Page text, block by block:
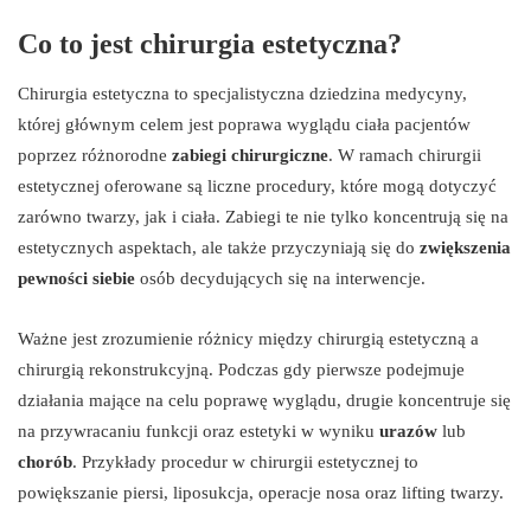
Co to jest chirurgia estetyczna?
Chirurgia estetyczna to specjalistyczna dziedzina medycyny,
której głównym celem jest poprawa wyglądu ciała pacjentów
poprzez różnorodne zabiegi chirurgiczne. W ramach chirurgii
estetycznej oferowane są liczne procedury, które mogą dotyczyć
zarówno twarzy, jak i ciała. Zabiegi te nie tylko koncentrują się na
estetycznych aspektach, ale także przyczyniają się do zwiększenia
pewności siebie osób decydujących się na interwencje.
Ważne jest zrozumienie różnicy między chirurgią estetyczną a
chirurgią rekonstrukcyjną. Podczas gdy pierwsze podejmuje
działania mające na celu poprawę wyglądu, drugie koncentruje się
na przywracaniu funkcji oraz estetyki w wyniku urazów lub
chorób. Przykłady procedur w chirurgii estetycznej to
powiększanie piersi, liposukcja, operacje nosa oraz lifting twarzy.